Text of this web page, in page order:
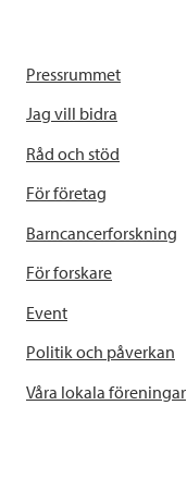
Pressrummet
Jag vill bidra
Råd och stöd
För företag
Barncancerforskning
För forskare
Event
Politik och påverkan
Våra lokala föreningar